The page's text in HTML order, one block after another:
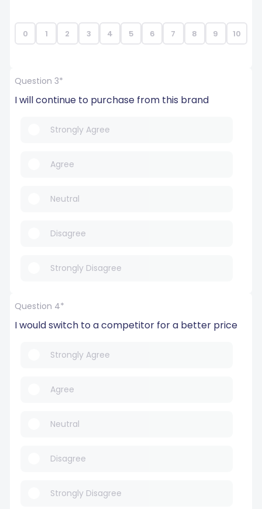
0 1 2 3 4 5 6 7 8 9 10
Question 3*
I will continue to purchase from this brand
Strongly Agree
Agree
Neutral
Disagree
Strongly Disagree
Question 4*
I would switch to a competitor for a better price
Strongly Agree
Agree
Neutral
Disagree
Strongly Disagree